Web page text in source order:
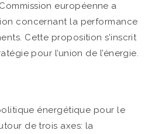
européenne a
concernant la performance
Cette proposition s’inscrit
pour l’union de l’énergie.
énergétique pour le
de trois axes: la